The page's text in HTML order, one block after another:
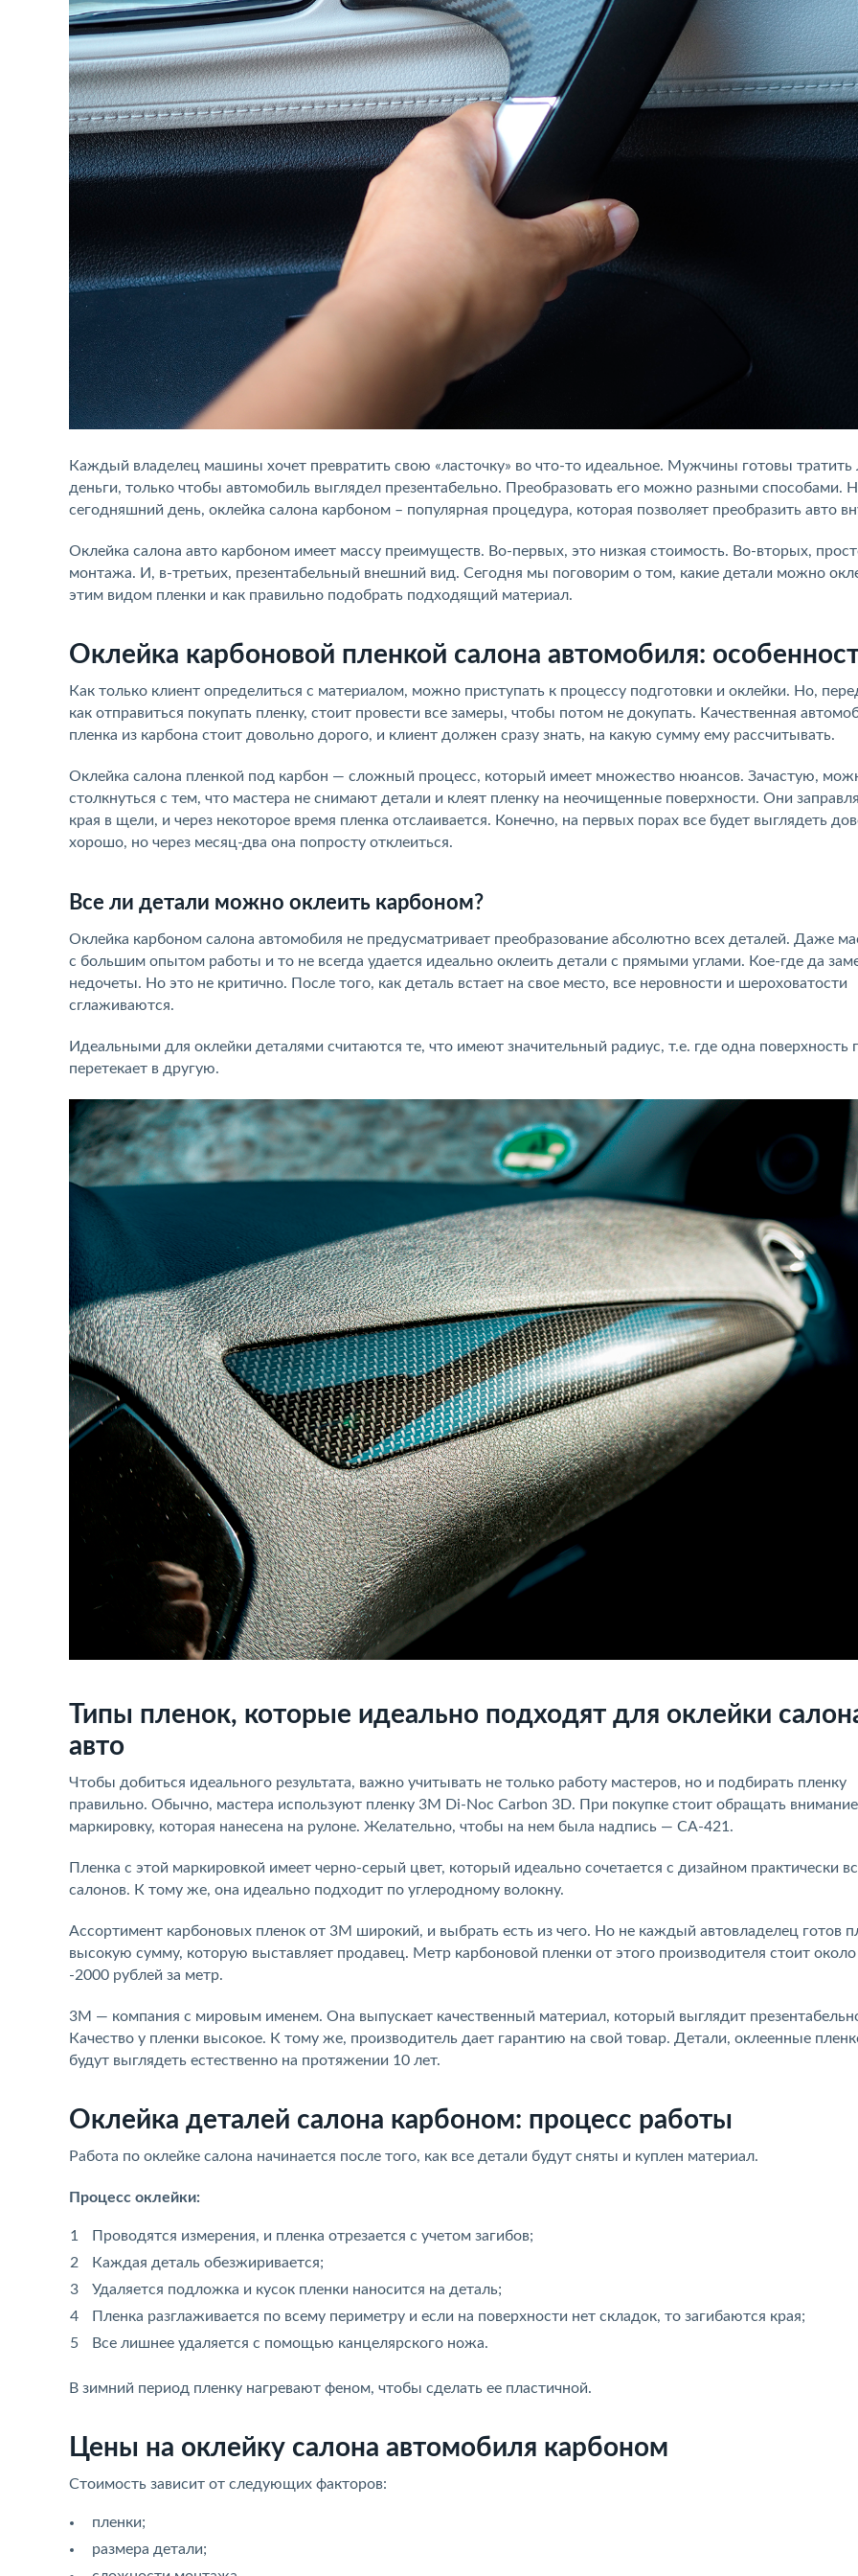
Каждый владелец машины хочет превратить свою «ласточку» во что-то идеальное. Мужчины готовы
деньги, только чтобы автомобиль выглядел презентабельно. Преобразовать его можно разными способами.
сегодняшний день, оклейка салона карбоном – популярная процедура, которая позволяет преобразить авто
Оклейка салона авто карбоном имеет массу преимуществ. Во-первых, это низкая стоимость. Во-вторых,
монтажа. И, в-третьих, презентабельный внешний вид. Сегодня мы поговорим о том, какие детали можно
этим видом пленки и как правильно подобрать подходящий материал.
Оклейка карбоновой пленкой салона автомобиля:
Как только клиент определиться с материалом, можно приступать к процессу подготовки и оклейки. Но,
как отправиться покупать пленку, стоит провести все замеры, чтобы потом не докупать. Качественная
пленка из карбона стоит довольно дорого, и клиент должен сразу знать, на какую сумму ему рассчитывать.
Оклейка салона пленкой под карбон — сложный процесс, который имеет множество нюансов. Зачастую,
столкнуться с тем, что мастера не снимают детали и клеят пленку на неочищенные поверхности. Они
края в щели, и через некоторое время пленка отслаивается. Конечно, на первых порах все будет выглядеть
хорошо, но через месяц-два она попросту отклеиться.
Все ли детали можно оклеить карбоном?
Оклейка карбоном салона автомобиля не предусматривает преобразование абсолютно всех деталей. Даже
с большим опытом работы и то не всегда удается идеально оклеить детали с прямыми углами. Кое-где да
недочеты. Но это не критично. После того, как деталь встает на свое место, все неровности и шероховатости
сглаживаются.
Идеальными для оклейки деталями считаются те, что имеют значительный радиус, т.е. где одна поверхность
перетекает в другую.
Типы пленок, которые идеально подходят для оклейки
авто
Чтобы добиться идеального результата, важно учитывать не только работу мастеров, но и подбирать пленку
правильно. Обычно, мастера используют пленку 3M Di-Noc Carbon 3D. При покупке стоит обращать
маркировку, которая нанесена на рулоне. Желательно, чтобы на нем была надпись — СА-421.
Пленка с этой маркировкой имеет черно-серый цвет, который идеально сочетается с дизайном практически
салонов. К тому же, она идеально подходит по углеродному волокну.
Ассортимент карбоновых пленок от 3М широкий, и выбрать есть из чего. Но не каждый автовладелец готов
высокую сумму, которую выставляет продавец. Метр карбоновой пленки от этого производителя стоит
-2000 рублей за метр.
3М — компания с мировым именем. Она выпускает качественный материал, который выглядит
Качество у пленки высокое. К тому же, производитель дает гарантию на свой товар. Детали, оклеенные
будут выглядеть естественно на протяжении 10 лет.
Оклейка деталей салона карбоном: процесс работы
Работа по оклейке салона начинается после того, как все детали будут сняты и куплен материал.
Процесс оклейки:
Проводятся измерения, и пленка отрезается с учетом загибов;
Каждая деталь обезжиривается;
Удаляется подложка и кусок пленки наносится на деталь;
Пленка разглаживается по всему периметру и если на поверхности нет складок, то загибаются края;
Все лишнее удаляется с помощью канцелярского ножа.
В зимний период пленку нагревают феном, чтобы сделать ее пластичной.
Цены на оклейку салона автомобиля карбоном
Стоимость зависит от следующих факторов:
пленки;
размера детали;